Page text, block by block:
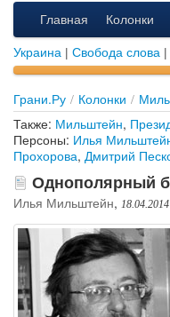
Главная Колонки
Украина | Свобода слова |
Грани.Ру / Колонки /
Также: Мильштейн,
Персоны: Илья
Прохорова, Дмитрий
Однополярный
Илья Мильштейн, 18.04.2014